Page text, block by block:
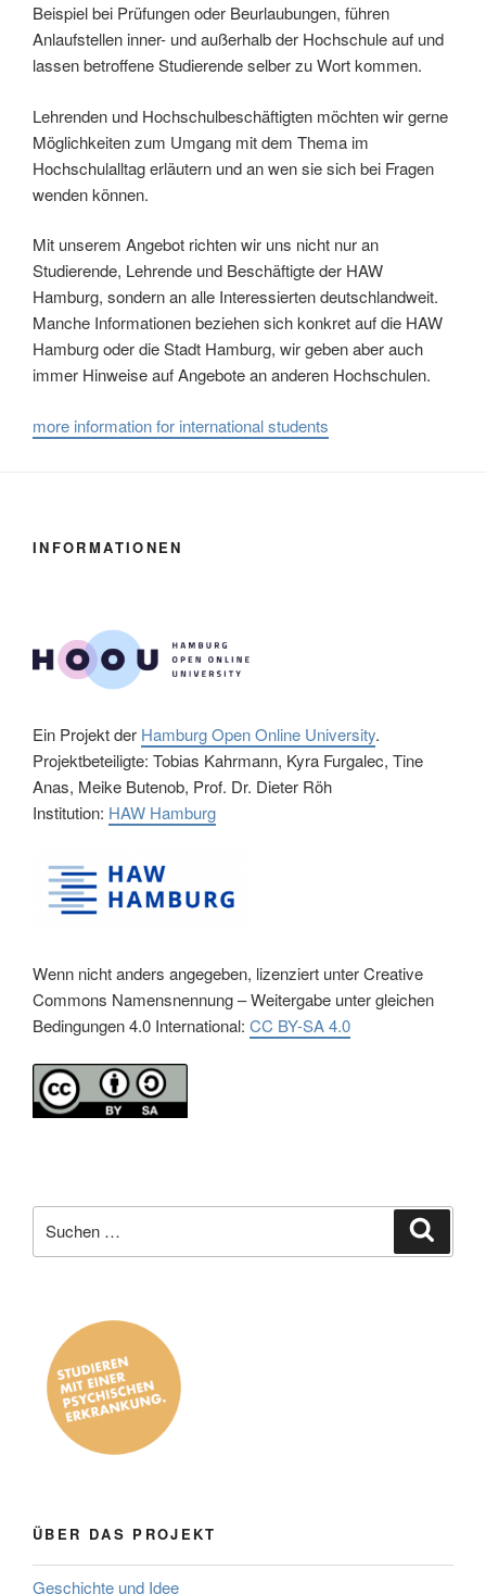
Beispiel bei Prüfungen oder Beurlaubungen, führen
Anlaufstellen inner- und außerhalb der Hochschule auf und
lassen betroffene Studierende selber zu Wort kommen.
Lehrenden und Hochschulbeschäftigten möchten wir gerne
Möglichkeiten zum Umgang mit dem Thema im
Hochschulalltag erläutern und an wen sie sich bei Fragen
wenden können.
Mit unserem Angebot richten wir uns nicht nur an
Studierende, Lehrende und Beschäftigte der HAW
Hamburg, sondern an alle Interessierten deutschlandweit.
Manche Informationen beziehen sich konkret auf die HAW
Hamburg oder die Stadt Hamburg, wir geben aber auch
immer Hinweise auf Angebote an anderen Hochschulen.
more information for international students
INFORMATIONEN
Ein Projekt der Hamburg Open Online University.
Projektbeteiligte: Tobias Kahrmann, Kyra Furgalec, Tine
Anas, Meike Butenob, Prof. Dr. Dieter Röh
Institution: HAW Hamburg
Wenn nicht anders angegeben, lizenziert unter Creative
Commons Namensnennung – Weitergabe unter gleichen
Bedingungen 4.0 International: CC BY-SA 4.0
nach:
ÜBER DAS PROJEKT
Geschichte und Idee